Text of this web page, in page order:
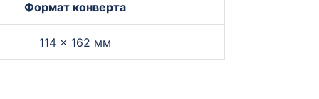
Формат конверта
114 × 162 мм